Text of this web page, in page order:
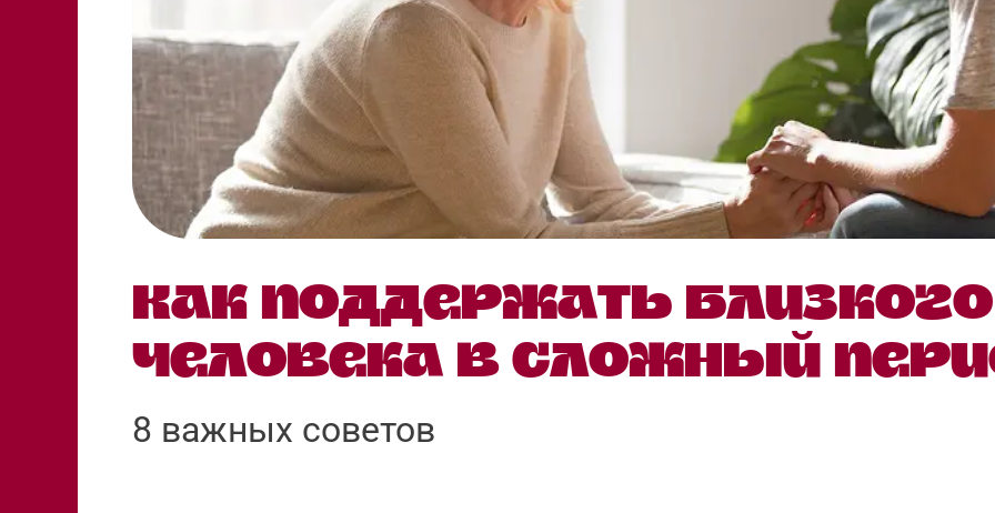
Как поддержать близкого
человека в сложный
8 важных советов